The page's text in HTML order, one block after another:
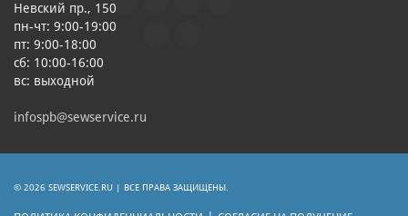
Невский пр., 150
пн-чт: 9:00-19:00
пт: 9:00-18:00
сб: 10:00-16:00
вс: выходной
infospb@sewservice.ru
© 2026 SEWSERVICE.RU | ВСЕ ПРАВА ЗАЩИЩЕНЫ.